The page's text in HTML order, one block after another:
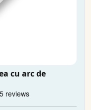
cu arc de